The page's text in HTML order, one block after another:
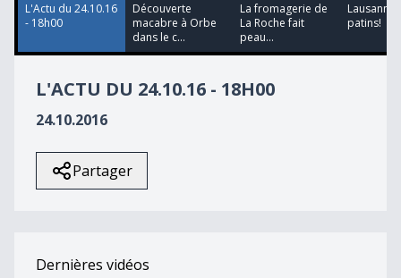
L'Actu du 24.10.16
- 18h00
Découverte
macabre à Orbe
dans le c...
La fromagerie de
La Roche fait
peau...
patins!
L'ACTU DU 24.10.16 - 18H00
24.10.2016
Partager
Dernières vidéos